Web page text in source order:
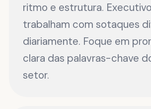
ritmo e estrutura.
trabalham com sotaques
diariamente. Foque em
clara das palavras-chave
setor.